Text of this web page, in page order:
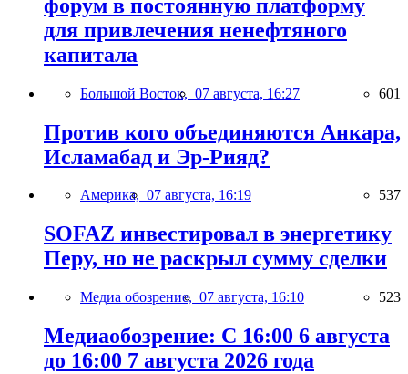
форум в постоянную платформу
для привлечения ненефтяного
капитала
Большой Восток, 07 августа, 16:27 601
Против кого объединяются Анкара,
Исламабад и Эр-Рияд?
Америка, 07 августа, 16:19 537
SOFAZ инвестировал в энергетику
Перу, но не раскрыл сумму сделки
Медиа обозрение, 07 августа, 16:10 523
Медиаобозрение: С 16:00 6 августа
до 16:00 7 августа 2026 года